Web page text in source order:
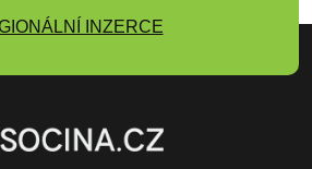
INZERCE